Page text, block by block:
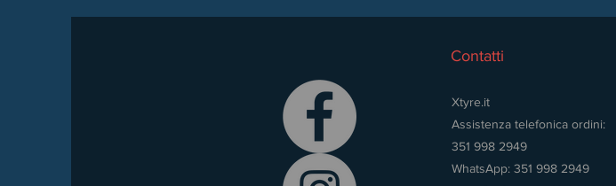
Contatti
Xtyre.it
Assistenza telefonica ordini:
351 998 2949
WhatsApp: 351 998 2949